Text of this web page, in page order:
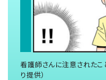
看護師さんに注意された
り提供）